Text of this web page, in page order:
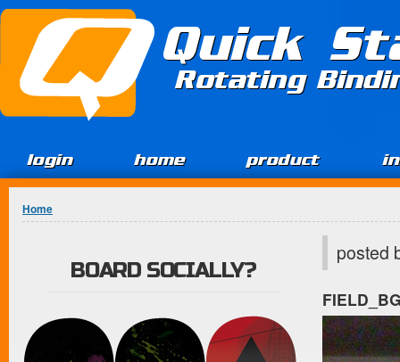
Jump to Content
Quick
Rotating
login home product
You are here
Home
posted
BOARD SOCIALLY?